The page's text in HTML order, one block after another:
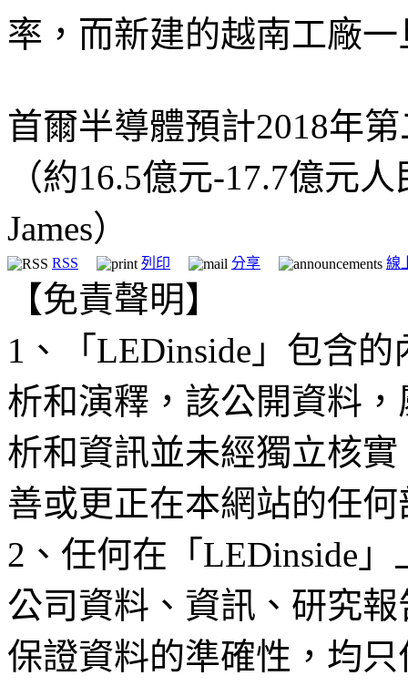
率，而新建的越南工廠
首爾半導體預計2018年
（約16.5億元-17.7億元
James）
RSS 列印 分享 線
【免責聲明】
1、「LEDinside」包含
析和演釋，該公開資料
析和資訊並未經獨立核
善或更正在本網站的任
2、任何在「LEDinside
公司資料、資訊、研究
保證資料的準確性，均